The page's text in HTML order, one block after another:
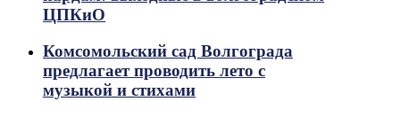
ЦПКиО
Комсомольский сад Волгограда
предлагает проводить лето с
музыкой и стихами